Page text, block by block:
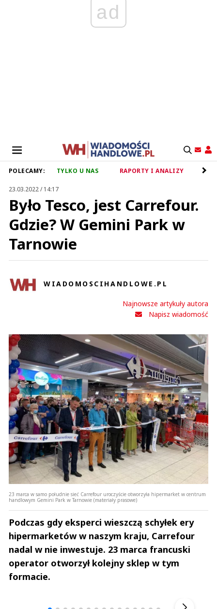
ad
POLECAMY: TYLKO U NAS RAPORTY I ANALIZY
23.03.2022 / 14:17
Było Tesco, jest Carrefour.
Gdzie? W Gemini Park w
Tarnowie
WIADOMOSCIHANDLOWE.PL
Najnowsze artykuły autora
Napisz wiadomość
23 marca w samo południe sieć Carrefour uroczyście otworzyła hipermarket w centrum
handlowym Gemini Park w Tarnowie (materiały prasowe)
Podczas gdy eksperci wieszczą schyłek ery
hipermarketów w naszym kraju, Carrefour
nadal w nie inwestuje. 23 marca francuski
operator otworzył kolejny sklep w tym
formacie.